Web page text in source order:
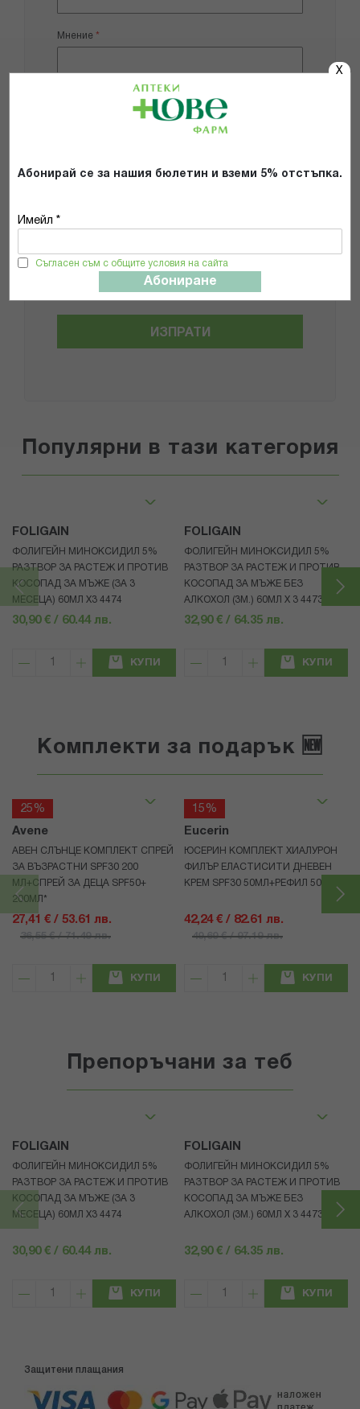
X
Абонирай се за нашия бюлетин и вземи 5% отстъпка.
Имейл *
Съгласен съм с общите условия на сайта
Абониране
Мнение
Общите условия и политиката за
поверителност *
ИЗПРАТИ
Популярни в тази категория
FOLIGAIN
ФОЛИГЕЙН МИНОКСИДИЛ 5%
РАЗТВОР ЗА РАСТЕЖ И ПРОТИВ
КОСОПАД ЗА МЪЖЕ (ЗА 3
МЕСЕЦА) 60МЛ X3 4474
30,90 € / 60.44 лв.
КУПИ
FOLIGAIN
ФОЛИГЕЙН МИНОКСИДИЛ 5%
РАЗТВОР ЗА РАСТЕЖ И ПРОТИВ
КОСОПАД ЗА МЪЖЕ БЕЗ
АЛКОХОЛ (3М.) 60МЛ X 3 4473
32,90 € / 64.35 лв.
КУПИ
Комплекти за подарък 🆕
25%
Avene
АВЕН СЛЪНЦЕ КОМПЛЕКТ СПРЕЙ
ЗА ВЪЗРАСТНИ SPF30 200
МЛ+СПРЕЙ ЗА ДЕЦА SPF50+
200МЛ*
27,41 € / 53.61 лв.
36,55 € / 71.49 лв.
КУПИ
15%
Eucerin
ЮСЕРИН КОМПЛЕКТ ХИАЛУРОН
ФИЛЪР ЕЛАСТИСИТИ ДНЕВЕН
КРЕМ SPF30 50МЛ+РЕФИЛ 50МЛ
42,24 € / 82.61 лв.
49,69 € / 97.19 лв.
КУПИ
Препоръчани за теб
FOLIGAIN
ФОЛИГЕЙН МИНОКСИДИЛ 5%
РАЗТВОР ЗА РАСТЕЖ И ПРОТИВ
КОСОПАД ЗА МЪЖЕ (ЗА 3
МЕСЕЦА) 60МЛ X3 4474
30,90 € / 60.44 лв.
КУПИ
FOLIGAIN
ФОЛИГЕЙН МИНОКСИДИЛ 5%
РАЗТВОР ЗА РАСТЕЖ И ПРОТИВ
КОСОПАД ЗА МЪЖЕ БЕЗ
АЛКОХОЛ (3М.) 60МЛ X 3 4473
32,90 € / 64.35 лв.
КУПИ
Защитени плащания